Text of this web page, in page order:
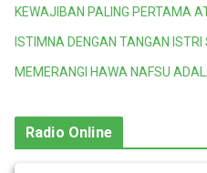
KEWAJIBAN PALING PERTAMA
ISTIMNA DENGAN TANGAN
MEMERANGI HAWA NAFSU
Radio Online